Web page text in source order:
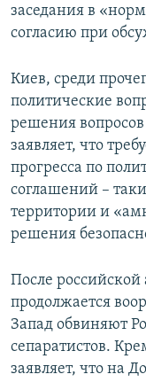
заседания в
согласию при
Киев, среди
политические
решения
заявляет, что
прогресса по
соглашений –
территории и
решения
После
продолжается
Запад обвиняют
сепаратистов.
заявляет, что на